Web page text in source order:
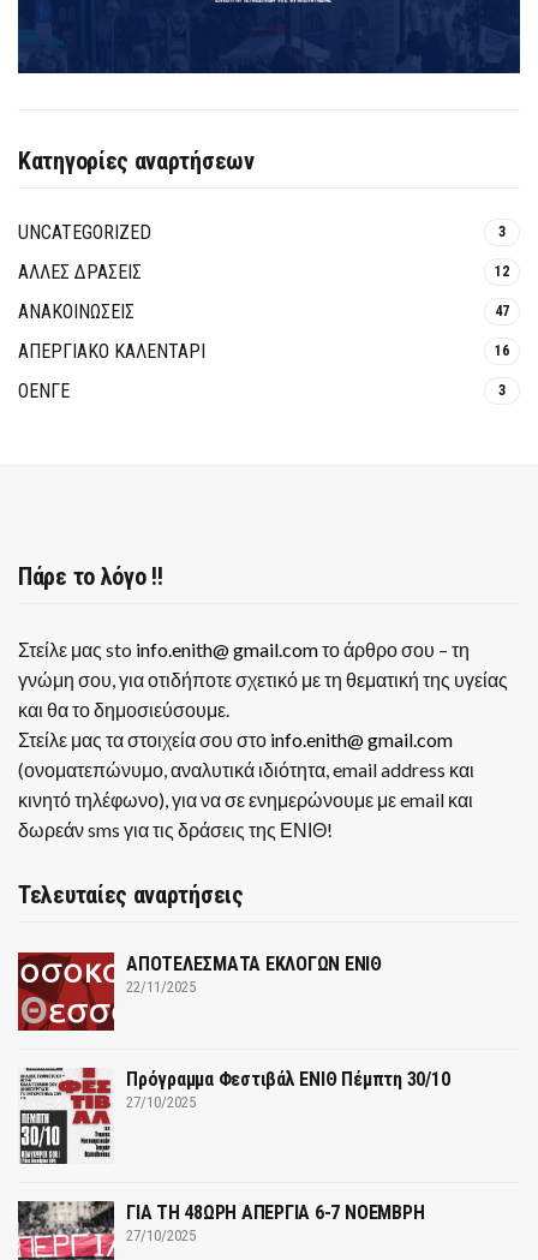
Κατηγορίες αναρτήσεων
UNCATEGORIZED 3
ΑΛΛΕΣ ΔΡΑΣΕΙΣ 12
ΑΝΑΚΟΙΝΩΣΕΙΣ 47
ΑΠΕΡΓΙΑΚΟ ΚΑΛΕΝΤΑΡΙ 16
ΟΕΝΓΕ 3
Πάρε το λόγο !!
Στείλε μας sto info.enith@ gmail.comτο άρθρο σου – τη
γνώμη σου, για οτιδήποτε σχετικό με τη θεματική της υγείας
και θα το δημοσιεύσουμε.
Στείλε μας τα στοιχεία σου στο info.enith@ gmail.com
(ονοματεπώνυμο, αναλυτικά ιδιότητα, email address και
κινητό τηλέφωνο), για να σε ενημερώνουμε με email και
δωρεάν sms για τις δράσεις της ΕΝΙΘ!
Τελευταίες αναρτήσεις
ΑΠΟΤΕΛΕΣΜΑΤΑ ΕΚΛΟΓΩΝ ΕΝΙΘ
22/11/2025
Πρόγραμμα Φεστιβάλ ΕΝΙΘ Πέμπτη 30/10
27/10/2025
ΓΙΑ ΤΗ 48ΩΡΗ ΑΠΕΡΓΙΑ 6-7 ΝΟΕΜΒΡΗ
27/10/2025